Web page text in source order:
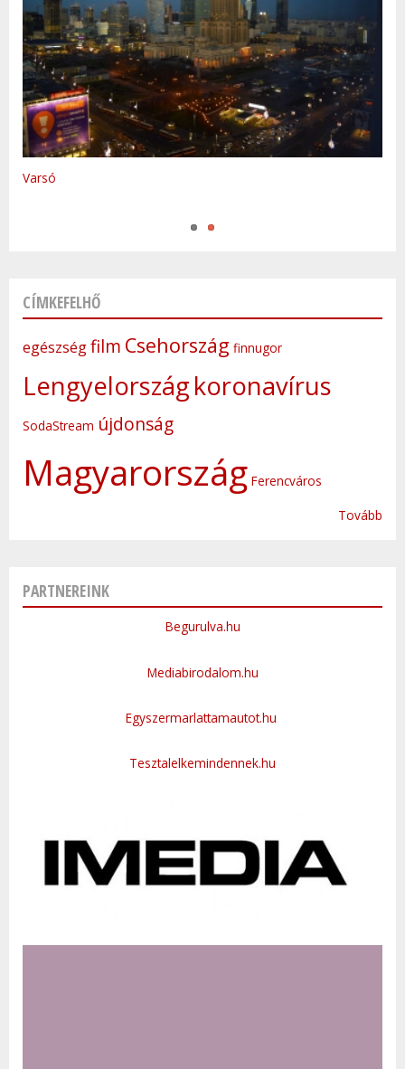
Varsó
CÍMKEFELHŐ
egészségfilm Csehország finnugor
Lengyelországkoronavírus
SodaStream újdonság
Magyarország Ferencváros
Tovább
PARTNEREINK
Begurulva.hu
Mediabirodalom.hu
Egyszermarlattamautot.hu
Tesztalelkemindennek.hu